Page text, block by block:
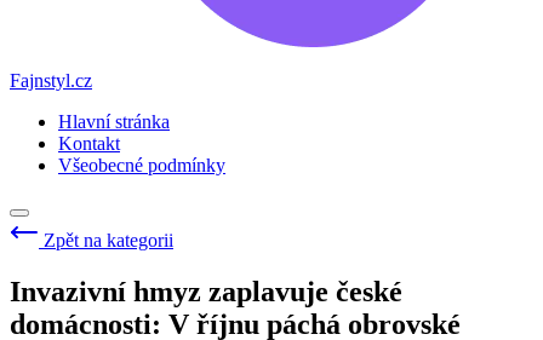
Fajnstyl.cz
Hlavní stránka
Kontakt
Všeobecné podmínky
Zpět na kategorii
Invazivní hmyz zaplavuje české
domácnosti: V říjnu páchá obrovské